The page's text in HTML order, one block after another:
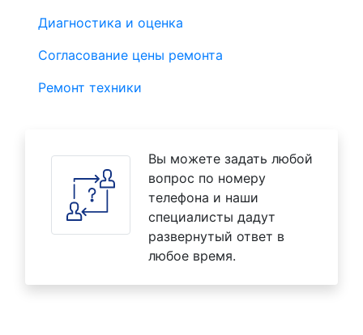
Диагностика и оценка
Согласование цены ремонта
Ремонт техники
Вы можете задать любой
вопрос по номеру
телефона и наши
специалисты дадут
развернутый ответ в
любое время.